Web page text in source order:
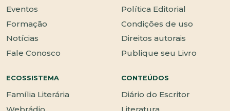
Eventos
Formação
Notícias
Fale Conosco
Política Editorial
Condições de uso
Direitos autorais
Publique seu Livro
ECOSSISTEMA
Família Literária
Webrádio
CONTEÚDOS
Diário do Escritor
Literatura